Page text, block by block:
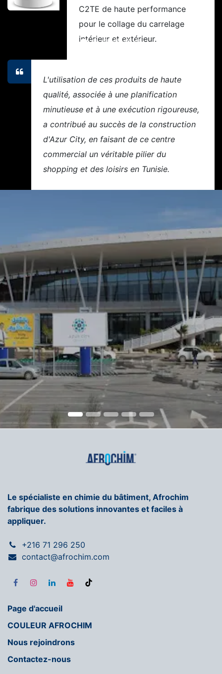
C2TE de haute performance
pour le collage du carrelage
intérieur et extérieur.
L'utilisation de ces produits de haute
qualité, associée à une planification
minutieuse et à une exécution rigoureuse,
a contribué au succès de la construction
d'Azur City, en faisant de ce centre
commercial un véritable pilier du
shopping et des loisirs en Tunisie.
Le spécialiste en chimie du bâtiment, Afrochim
fabrique des solutions innovantes et faciles à
appliquer.
+216 71 296 250
contact@afrochim.com
Page d'accueil
COULEUR AFROCHIM
Nous rejoindrons
Contactez-nous